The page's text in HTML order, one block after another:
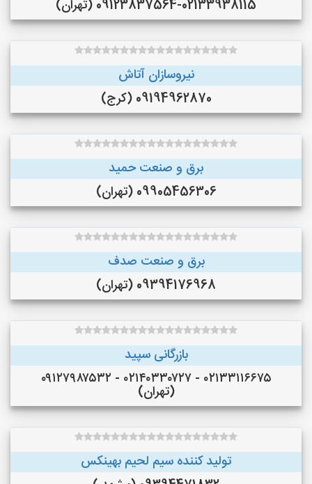
09123837564-02133938115 (تهران)
نیروسازان آتاش
09194962870 (کرج)
برق و صنعت حمید
09905456306 (تهران)
برق و صنعت صدف
09394176968 (تهران)
بازرگانی سپید
۰۲۱۳۳۱۱۶۶۷۵ - ۰۲۱۴۰۳۳۰۷۲۷ - ۰۹۱۲۷۹۸۷۵۳۲
(تهران)
تولید کننده سیم لحیم بهینکس